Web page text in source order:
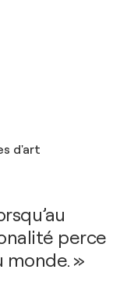
d'art
perce
monde. »